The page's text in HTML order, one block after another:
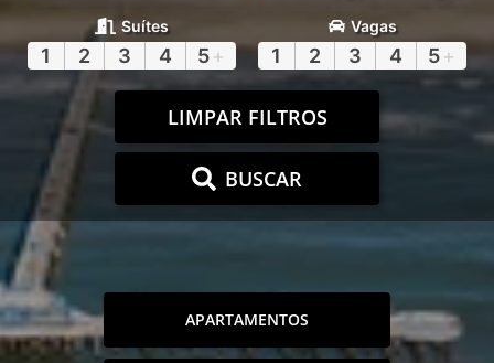
Suítes
1 2 3 4 5+
Vagas
1 2 3 4 5+
LIMPAR FILTROS
BUSCAR
APARTAMENTOS